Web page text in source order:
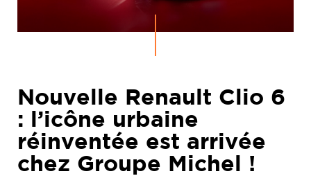
Nouvelle Renault Clio 6
: l’icône urbaine
réinventée est arrivée
chez Groupe Michel !